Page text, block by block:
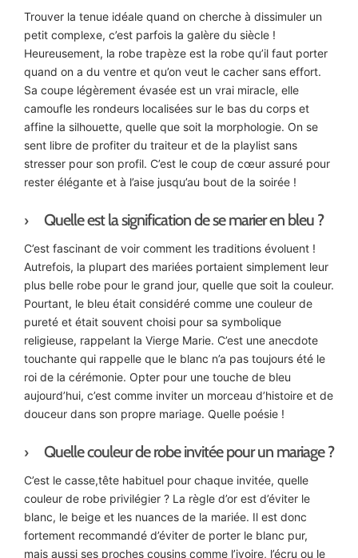
Trouver la tenue idéale quand on cherche à dissimuler un
petit complexe, c’est parfois la galère du siècle !
Heureusement, la robe trapèze est la robe qu’il faut porter
quand on a du ventre et qu’on veut le cacher sans effort.
Sa coupe légèrement évasée est un vrai miracle, elle
camoufle les rondeurs localisées sur le bas du corps et
affine la silhouette, quelle que soit la morphologie. On se
sent libre de profiter du traiteur et de la playlist sans
stresser pour son profil. C’est le coup de cœur assuré pour
rester élégante et à l’aise jusqu’au bout de la soirée !
Quelle est la signification de se marier en bleu ?
C’est fascinant de voir comment les traditions évoluent !
Autrefois, la plupart des mariées portaient simplement leur
plus belle robe pour le grand jour, quelle que soit la couleur.
Pourtant, le bleu était considéré comme une couleur de
pureté et était souvent choisi pour sa symbolique
religieuse, rappelant la Vierge Marie. C’est une anecdote
touchante qui rappelle que le blanc n’a pas toujours été le
roi de la cérémonie. Opter pour une touche de bleu
aujourd’hui, c’est comme inviter un morceau d’histoire et de
douceur dans son propre mariage. Quelle poésie !
Quelle couleur de robe invitée pour un mariage ?
C’est le casse,tête habituel pour chaque invitée, quelle
couleur de robe privilégier ? La règle d’or est d’éviter le
blanc, le beige et les nuances de la mariée. Il est donc
fortement recommandé d’éviter de porter le blanc pur,
mais aussi ses proches cousins comme l’ivoire, l’écru ou le